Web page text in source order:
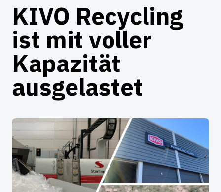
KIVO Recycling
ist mit voller
Kapazität
ausgelastet